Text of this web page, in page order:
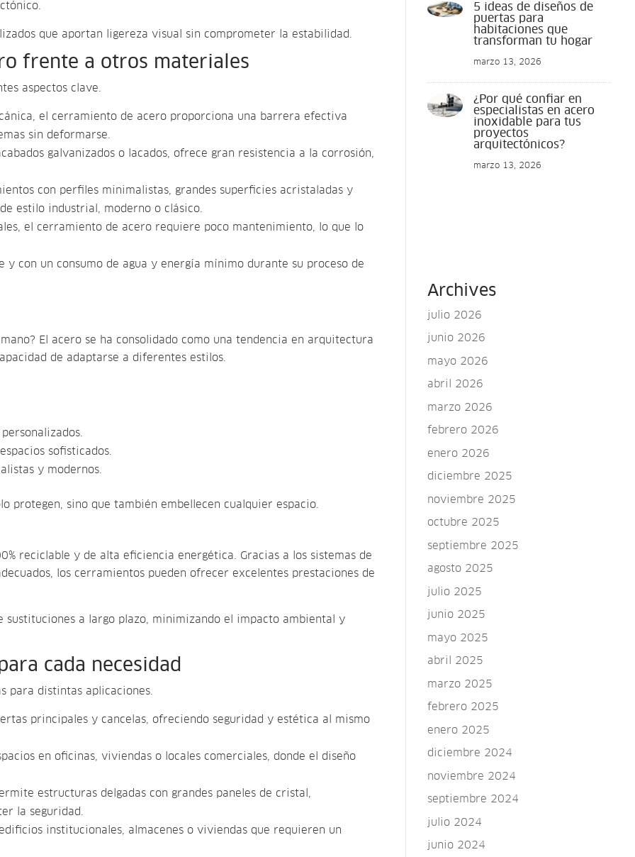
que aportan ligereza visual sin comprometer la estabilidad.
frente a otros materiales
aspectos clave.
el cerramiento de acero proporciona una barrera efectiva
sin deformarse.
galvanizados o lacados, ofrece gran resistencia a la corrosión,
con perfiles minimalistas, grandes superficies acristaladas y
estilo industrial, moderno o clásico.
el cerramiento de acero requiere poco mantenimiento, lo que lo
y con un consumo de agua y energía mínimo durante su proceso de
El acero se ha consolidado como una tendencia en arquitectura
de adaptarse a diferentes estilos.
sofisticados.
y modernos.
protegen, sino que también embellecen cualquier espacio.
reciclable y de alta eficiencia energética. Gracias a los sistemas de
los cerramientos pueden ofrecer excelentes prestaciones de
sustituciones a largo plazo, minimizando el impacto ambiental y
cada necesidad
para distintas aplicaciones.
principales y cancelas, ofreciendo seguridad y estética al mismo
en oficinas, viviendas o locales comerciales, donde el diseño
estructuras delgadas con grandes paneles de cristal,
la seguridad.
institucionales, almacenes o viviendas que requieren un
5 ideas de diseños de
puertas para
habitaciones que
transforman tu hogar
marzo 13, 2026
¿Por qué confiar en
especialistas en acero
inoxidable para tus
proyectos
arquitectónicos?
marzo 13, 2026
Archives
julio 2026
junio 2026
mayo 2026
abril 2026
marzo 2026
febrero 2026
enero 2026
diciembre 2025
noviembre 2025
octubre 2025
septiembre 2025
agosto 2025
julio 2025
junio 2025
mayo 2025
abril 2025
marzo 2025
febrero 2025
enero 2025
diciembre 2024
noviembre 2024
septiembre 2024
julio 2024
junio 2024